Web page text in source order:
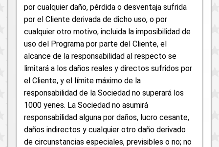
por cualquier daño, pérdida o desventaja sufrida
por el Cliente derivada de dicho uso, o por
cualquier otro motivo, incluida la imposibilidad de
uso del Programa por parte del Cliente, el
alcance de la responsabilidad al respecto se
limitará a los daños reales y directos sufridos por
el Cliente, y el límite máximo de la
responsabilidad de la Sociedad no superará los
1000 yenes. La Sociedad no asumirá
responsabilidad alguna por daños, lucro cesante,
daños indirectos y cualquier otro daño derivado
de circunstancias especiales, previsibles o no; no